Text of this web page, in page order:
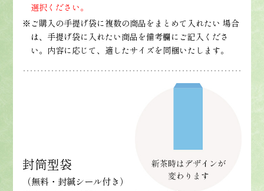
選択ください。
※ご購入の手提げ袋に複数の商品をまとめて入れたい 場合
は、手提げ袋に入れたい商品を備考欄にご記入くださ
い。内容に応じて、適したサイズを同梱いたします。
封筒型袋
（無料・封緘シール付き）